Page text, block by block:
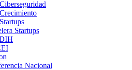
Startups
Nacional